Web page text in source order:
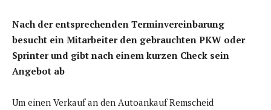
Nach der entsprechenden Terminvereinbarung
besucht ein Mitarbeiter den gebrauchten PKW oder
Sprinter und gibt nach einem kurzen Check sein
Angebot ab
Um einen Verkauf an den Autoankauf Remscheid